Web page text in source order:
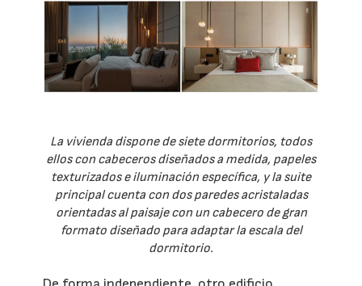
La vivienda dispone de siete dormitorios, todos
ellos con cabeceros diseñados a medida, papeles
texturizados e iluminación específica, y la suite
principal cuenta con dos paredes acristaladas
orientadas al paisaje con un cabecero de gran
formato diseñado para adaptar la escala del
dormitorio.